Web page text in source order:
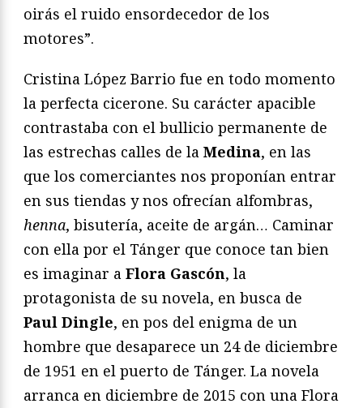
oirás el ruido ensordecedor de los
motores”.
Cristina López Barrio fue en todo momento
la perfecta cicerone. Su carácter apacible
contrastaba con el bullicio permanente de
las estrechas calles de la Medina, en las
que los comerciantes nos proponían entrar
en sus tiendas y nos ofrecían alfombras,
henna, bisutería, aceite de argán… Caminar
con ella por el Tánger que conoce tan bien
es imaginar a Flora Gascón, la
protagonista de su novela, en busca de
Paul Dingle, en pos del enigma de un
hombre que desaparece un 24 de diciembre
de 1951 en el puerto de Tánger. La novela
arranca en diciembre de 2015 con una Flora